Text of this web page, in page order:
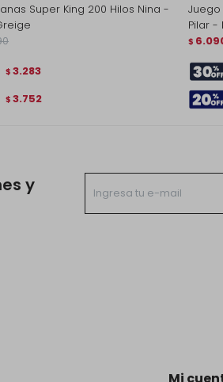
Super King 200 Hilos Nina -
$ 3.283
$ 3.752
Juego
Pilar -
$
y
Mi